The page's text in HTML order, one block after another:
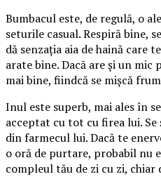
Bumbacul este, de regulă, o
seturile casual. Respiră bine,
dă senzația aia de haină care
arate bine. Dacă are și un
mai bine, fiindcă se mișcă
Inul este superb, mai ales în
acceptat cu tot cu firea lui.
din farmecul lui. Dacă te
o oră de purtare, probabil nu
compleul tău de zi cu zi, chiar